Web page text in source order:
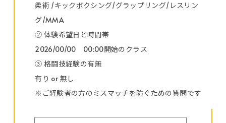
柔術 /キックボクシング/グラップリング/レスリン
グ/MMA
② 体験希望日と時間帯
2026/00/00 00:00開始のクラス
③ 格闘技経験の有無
有り or 無し
※ご経験者の方のミスマッチを防ぐための質問です